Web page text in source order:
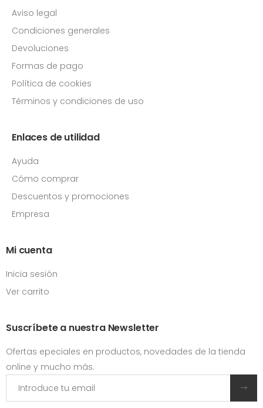
Aviso legal
Condiciones generales
Devoluciones
Formas de pago
Política de cookies
Términos y condiciones de uso
Enlaces de utilidad
Ayuda
Cómo comprar
Descuentos y promociones
Empresa
Mi cuenta
Inicia sesión
Ver carrito
Suscríbete a nuestra Newsletter
Ofertas epeciales en productos, novedades de la tienda
online y mucho más.